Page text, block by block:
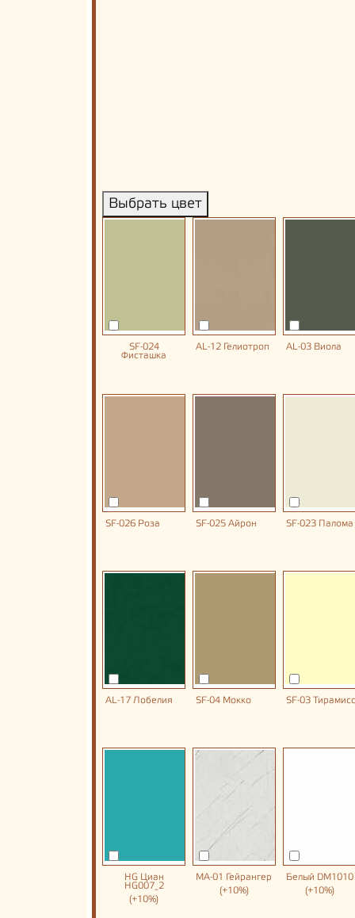
Выбрать цвет
SF-024
Фисташка
AL-12 Гелиотроп AL-03 Виола
SF-026 Роза SF-025 Айрон SF-023 Палома
AL-17 Лобелия SF-04 Мокко SF-03
HG Циан
HG007_2
(+10%)
MA-01 Гейрангер
(+10%)
Белый DM1010
(+10%)